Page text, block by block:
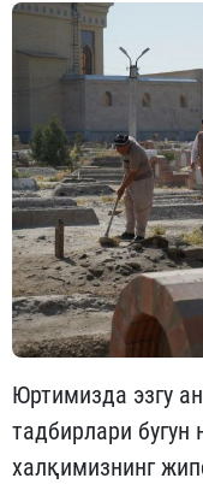
Юртимизда эзгу
тадбирлари
халқимизнинг